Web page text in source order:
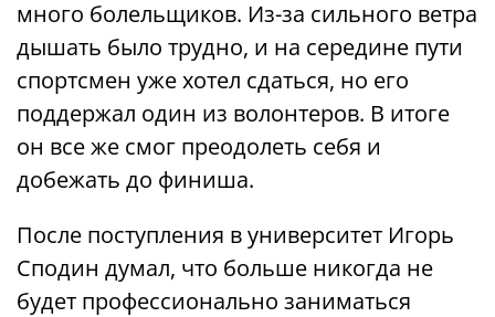
много болельщиков. Из-за сильного ветра
дышать было трудно, и на середине пути
спортсмен уже хотел сдаться, но его
поддержал один из волонтеров. В итоге
он все же смог преодолеть себя и
добежать до финиша.
После поступления в университет Игорь
Сподин думал, что больше никогда не
будет профессионально заниматься